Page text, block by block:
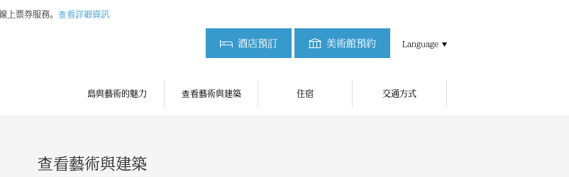
上票券服務。 查看詳細資訊
酒店預訂 美術館預約
島與藝術的魅力 查看藝術與建築 住宿 交通方式
Language
查看藝術與建築